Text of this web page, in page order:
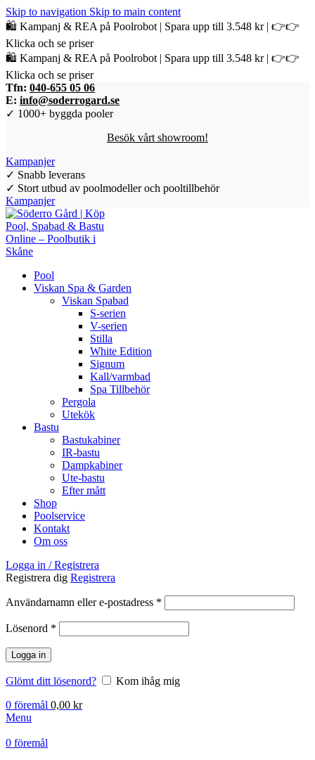
Skip to navigation Skip to main content
🛍️ Kampanj & REA på Poolrobot | Spara upp till 3.548 kr | 👉👉
Klicka och se priser
🛍️ Kampanj & REA på Poolrobot | Spara upp till 3.548 kr | 👉👉
Klicka och se priser
Tfn: 040-655 05 06
E: info@soderrogard.se
✓ 1000+ byggda pooler
Besök vårt showroom!
Kampanjer
✓ Snabb leverans
✓ Stort utbud av poolmodeller och pooltillbehör
Kampanjer
Pool
Viskan Spa & Garden
Viskan Spabad
S-serien
V-serien
Stilla
White Edition
Signum
Kall/varmbad
Spa Tillbehör
Pergola
Utekök
Bastu
Bastukabiner
IR-bastu
Dampkabiner
Ute-bastu
Efter mått
Shop
Poolservice
Kontakt
Om oss
Logga in / Registrera
Registrera dig Registrera
Användarnamn eller e-postadress *
Lösenord *
Logga in
Glömt ditt lösenord?
Kom ihåg mig
0 föremål 0,00 kr
Menu
0 föremål